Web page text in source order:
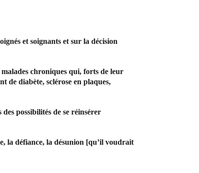
et soignants et sur la décision
chroniques qui, forts de leur
de diabète, sclérose en plaques,
possibilités de se réinsérer
la défiance, la désunion [qu’il voudrait